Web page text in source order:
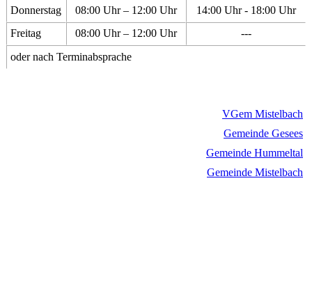
Donnerstag
08:00 Uhr – 12:00 Uhr
14:00 Uhr - 18:00 Uhr
Freitag
08:00 Uhr – 12:00 Uhr
---
oder nach Terminabsprache
VGem Mistelbach
Gemeinde Gesees
Gemeinde Hummeltal
Gemeinde Mistelbach